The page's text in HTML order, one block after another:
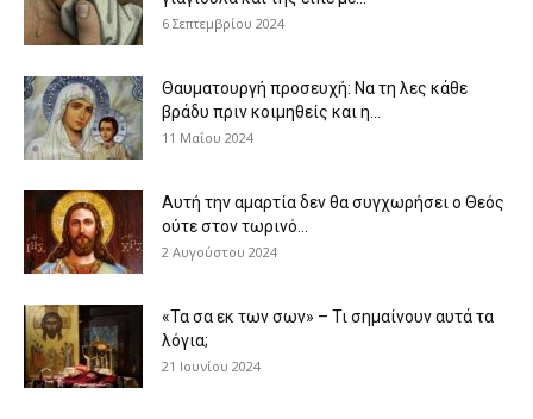
6 Σεπτεμβρίου 2024
Θαυματουργή προσευχή: Να τη λες κάθε
βράδυ πριν κοιμηθείς και η...
11 Μαΐου 2024
Αυτή την αμαρτία δεν θα συγχωρήσει ο Θεός
ούτε στον τωρινό...
2 Αυγούστου 2024
«Τα σα εκ των σων» – Τι σημαίνουν αυτά τα
λόγια;
21 Ιουνίου 2024